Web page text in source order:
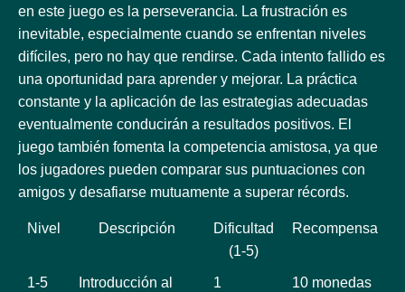
en este juego es la perseverancia. La frustración es
inevitable, especialmente cuando se enfrentan niveles
difíciles, pero no hay que rendirse. Cada intento fallido es
una oportunidad para aprender y mejorar. La práctica
constante y la aplicación de las estrategias adecuadas
eventualmente conducirán a resultados positivos. El
juego también fomenta la competencia amistosa, ya que
los jugadores pueden comparar sus puntuaciones con
amigos y desafiarse mutuamente a superar récords.
Nivel Descripción
Dificultad
(1-5)
Recompensa
1-5
Introducción al
1 10 monedas